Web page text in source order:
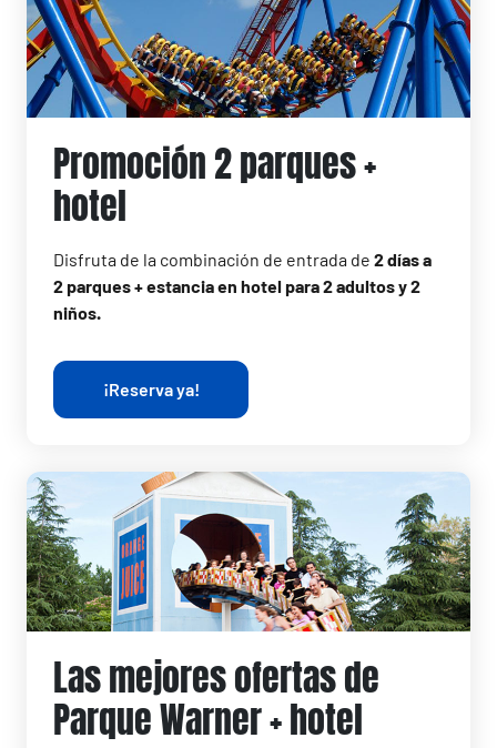
Promoción 2 parques +
hotel
Disfruta de la combinación de entrada de 2 días a
2 parques + estancia en hotel para 2 adultos y 2
niños.
¡Reserva ya!
Las mejores ofertas de
Parque Warner + hotel